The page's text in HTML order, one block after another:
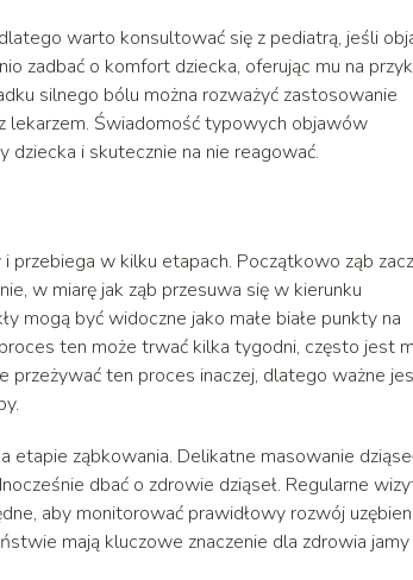
warto konsultować się z pediatrą, jeśli
zadbać o komfort dziecka, oferując mu na
silnego bólu można rozważyć zastosowanie
lekarzem. Świadomość typowych objawów
i skutecznie na nie reagować.
przebiega w kilku etapach. Początkowo ząb
w miarę jak ząb przesuwa się w kierunku
mogą być widoczne jako małe białe punkty na
ten może trwać kilka tygodni, często jest
przeżywać ten proces inaczej, dlatego ważne
etapie ząbkowania. Delikatne masowanie
dbać o zdrowie dziąseł. Regularne
aby monitorować prawidłowy rozwój
mają kluczowe znaczenie dla zdrowia jamy